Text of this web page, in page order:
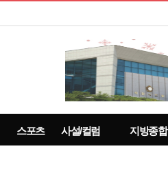
스포츠 사설/컬럼 지방종합